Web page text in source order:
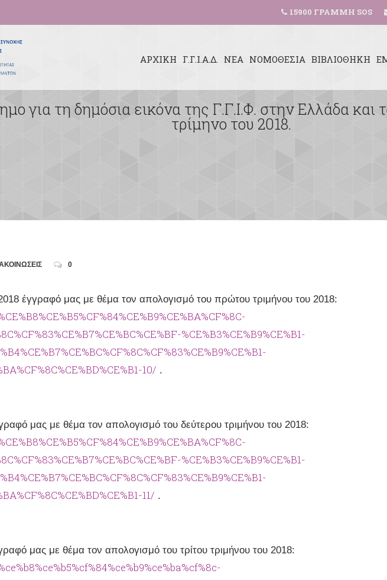
15900 ΓΡΑΜΜΗ SOS
ΑΡΧΙΚΗ Γ.Γ.Ι.Α.Δ. ΝΕΑ ΝΟΜΟΘΕΣΙΑ ΒΙΒΛΙΟΘΗΚΗ
για τη δημόσια εικόνα της Γ.Γ.Ι.Φ. στην Ελλάδα και
τρίμηνο του 2018.
0
έγγραφό μας με θέμα τον απολογισμό του πρώτου τριμήνου του 2018:
%CE%B3%CE%B9%CE%B1-
10/ .
μας με θέμα τον απολογισμό του δεύτερου τριμήνου του 2018:
%CE%B3%CE%B9%CE%B1-
11/ .
μας με θέμα τον απολογισμό του τρίτου τριμήνου του 2018: